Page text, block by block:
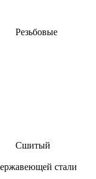
Резьбовые
Сшитый
стали